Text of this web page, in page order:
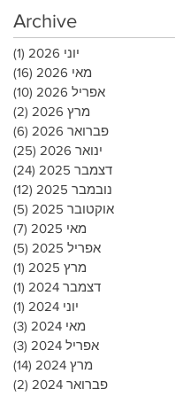
Archive
יוני 2026 (1)
מאי 2026
(16)
אפריל 2026
(10)
מרץ 2026
(2)
פברואר 2026
(6)
ינואר 2026
(25)
דצמבר 2025
(24)
נובמבר 2025
(12)
אוקטובר 2025
(5)
מאי 2025
(7)
אפריל 2025
(5)
מרץ 2025
(1)
דצמבר 2024
(1)
יוני 2024
(1)
מאי 2024
(3)
אפריל 2024
(3)
מרץ 2024
(14)
פברואר 2024
(2)